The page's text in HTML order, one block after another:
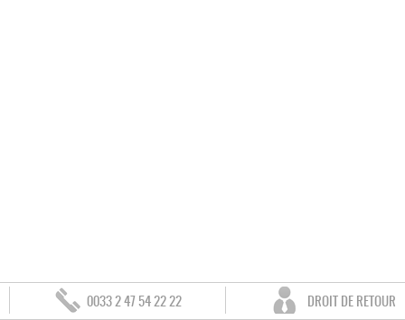
0033 2 47 54 22 22 DROIT DE RETOUR